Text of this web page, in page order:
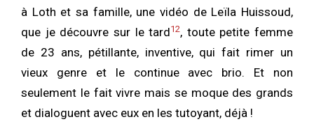
à Loth et sa famille, une vidéo de Leïla Huissoud,
que je découvre sur le tard12, toute petite femme
de 23 ans, pétillante, inventive, qui fait rimer un
vieux genre et le continue avec brio. Et non
seulement le fait vivre mais se moque des grands
et dialoguent avec eux en les tutoyant, déjà !